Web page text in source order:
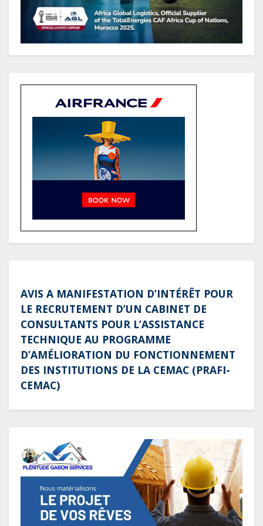
dans la Ngounié
Gabon : Les paiements d’intérêts
de la dette absorbent 20 à 30 % des
recettes, tandis que le service
des recettes budgétaires
(Rapport)
Société : Vives polémiques sur
l’identité de Bombé Marcel auprès
de la communauté Babongo
positionnement de partenaire de
référence pour les grands projets
industriels et d’infrastructures du
pays
AVIS A MANIFESTATION D’INTÉRÊT POUR
LE RECRUTEMENT D’UN CABINET DE
CONSULTANTS POUR L’ASSISTANCE
TECHNIQUE AU PROGRAMME
D’AMÉLIORATION DU FONCTIONNEMENT
DES INSTITUTIONS DE LA CEMAC (PRAFI-
CEMAC)